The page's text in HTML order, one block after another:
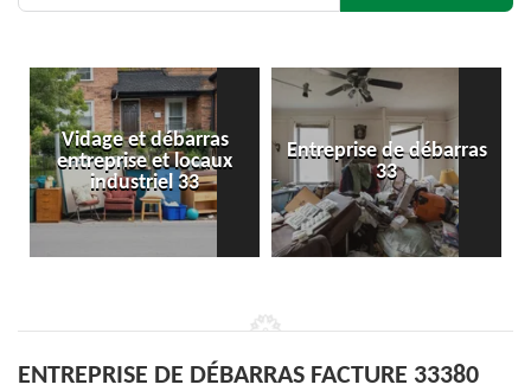
Entreprise de débarras
33
Débarras
d'appartement 33
ENTREPRISE DE DÉBARRAS FACTURE 33380